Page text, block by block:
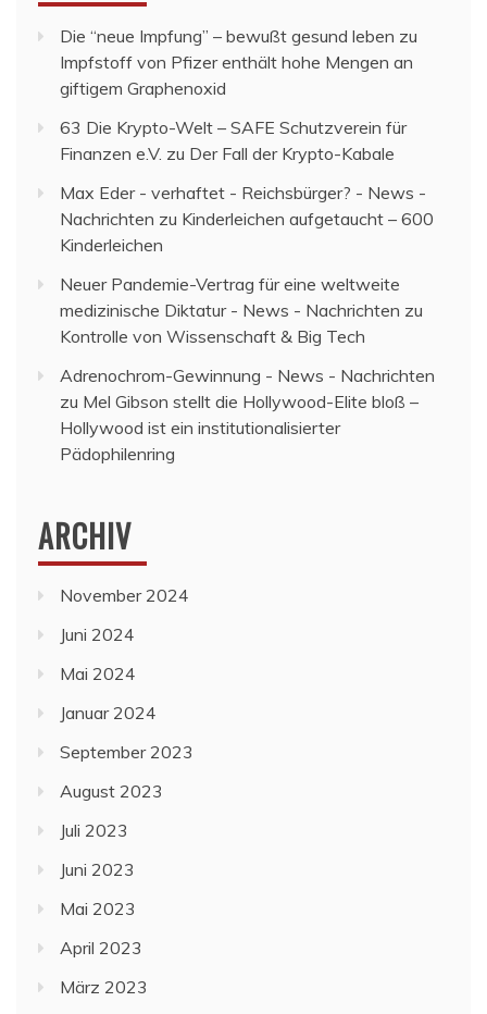
Die “neue Impfung” – bewußt gesund leben zu
Impfstoff von Pfizer enthält hohe Mengen an
giftigem Graphenoxid
63 Die Krypto-Welt – SAFE Schutzverein für
Finanzen e.V. zu Der Fall der Krypto-Kabale
Max Eder - verhaftet - Reichsbürger? - News -
Nachrichten zu Kinderleichen aufgetaucht – 600
Kinderleichen
Neuer Pandemie-Vertrag für eine weltweite
medizinische Diktatur - News - Nachrichten zu
Kontrolle von Wissenschaft & Big Tech
Adrenochrom-Gewinnung - News - Nachrichten
zu Mel Gibson stellt die Hollywood-Elite bloß –
Hollywood ist ein institutionalisierter
Pädophilenring
ARCHIV
November 2024
Juni 2024
Mai 2024
Januar 2024
September 2023
August 2023
Juli 2023
Juni 2023
Mai 2023
April 2023
März 2023